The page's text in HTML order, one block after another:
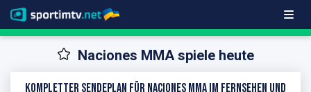
Naciones MMA spiele heute
Kompletter Sendeplan für Naciones MMA im Fernsehen und